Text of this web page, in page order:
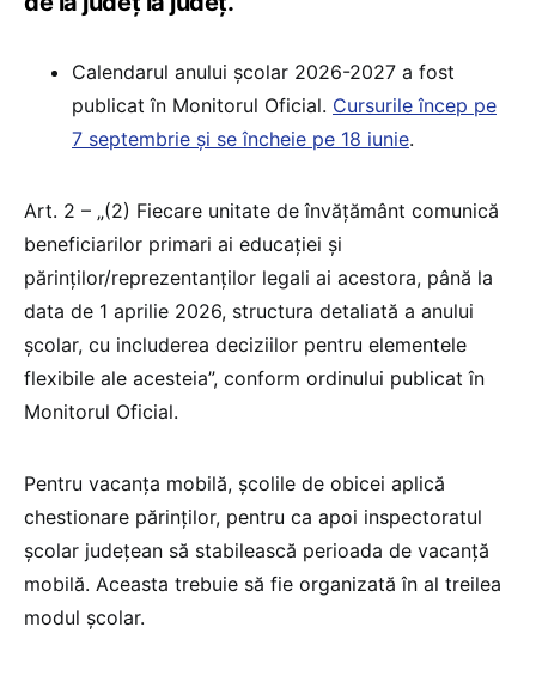
Calendarul anului școlar 2026-2027 a fost
publicat în Monitorul Oficial. Cursurile încep pe
7 septembrie și se încheie pe 18 iunie.
Art. 2 – „(2) Fiecare unitate de învățământ comunică
beneficiarilor primari ai educației și
părinților/reprezentanților legali ai acestora, până la
data de 1 aprilie 2026, structura detaliată a anului
școlar, cu includerea deciziilor pentru elementele
flexibile ale acesteia”, conform ordinului publicat în
Monitorul Oficial.
Pentru vacanța mobilă, școlile de obicei aplică
chestionare părinților, pentru ca apoi inspectoratul
școlar județean să stabilească perioada de vacanță
mobilă. Aceasta trebuie să fie organizată în al treilea
modul școlar.